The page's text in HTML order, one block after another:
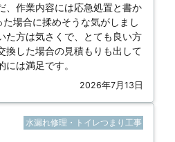
、作業内容には応急処置と書か
場合に揉めそうな気がしまし
た方は気さくで、とても良い方
換した場合の見積もりも出して
は満足です。
2026年7月13日
水漏れ修理・トイレつまり工事